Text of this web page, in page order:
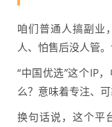
咱们普通人搞副业
人、怕售后没人管
“中国优选”这个IP
么？意味着专注、可
换句话说，这个平